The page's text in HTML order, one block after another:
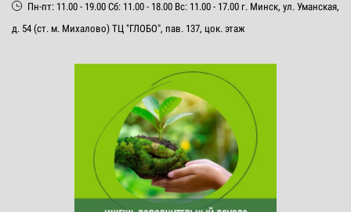
Пн-пт: 11.00 - 19.00 Сб: 11.00 - 18.00 Вс: 11.00 - 17.00 г. Минск, ул. Уманская,
д. 54 (ст. м. Михалово) ТЦ "ГЛОБО", пав. 137, цок. этаж